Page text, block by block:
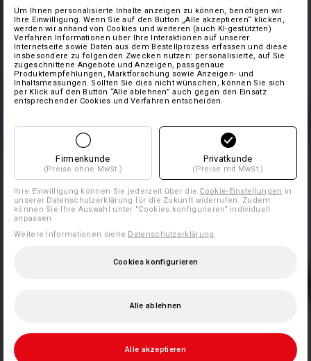
Um Ihnen personalisierte Inhalte anzeigen zu können, benötigen wir
Ihre Einwilligung. Wenn Sie auf den Button „Alle akzeptieren“ klicken,
werden wir anhand von Cookies und weiteren (auch KI-gestützten)
Verfahren Informationen über Ihre Interaktionen auf unserer
Internetseite sowie Daten aus dem Bestellprozess erfassen und diese
insbesondere zu folgenden Zwecken nutzen: personalisierte, auf Sie
zugeschnittene Angebote und Anzeigen, passgenaue
Produktempfehlungen, Marktforschung sowie Anzeigen- und
Inhaltsmessungen. Sollten Sie dies nicht wünschen, können Sie sich
per Klick auf den Button “Alle ablehnen” auch gegen den Einsatz
entsprechender Cookies und Verfahren entscheiden.
Firmenkunde
(Preise ohne MwSt.)
Privatkunde
(Preise mit MwSt.)
Ihre Einwilligung können Sie jederzeit über die Cookie-Einstellungen in
unserer Datenschutzerklärung für die Zukunft widerrufen. Zudem
können Sie Ihre Auswahl unter "Cookies konfigurieren" individuell
anpassen
Weitere Informationen siehe Datenschutzerklärung
Cookies konfigurieren
Alle ablehnen
Alle akzeptieren